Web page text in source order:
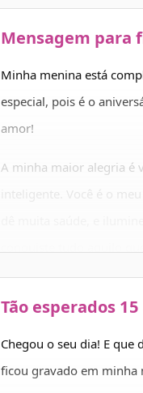
Desejo que você tenha
merece!
Feliz aniversário de sua
Mensagem para
Minha menina está
especial, pois é o
amor!
A minha maior alegria é
inteligente. Você é o
dê muita saúde, e
sucesso!
Aproveite cada minuto
tudo. Feliz aniversário!
Tão esperados
Chegou o seu dia! E
ficou gravado em minha